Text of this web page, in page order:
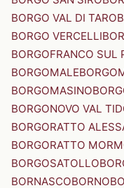
BORGO VAL DI TARO
BORGO VERCELLI
BORGOFRANCO SUL
BORGOMALE
BORGOMASINO
BORGONOVO VAL
BORGORATTO
BORGORATTO
BORGOSATOLLO
BORNASCOBORNO